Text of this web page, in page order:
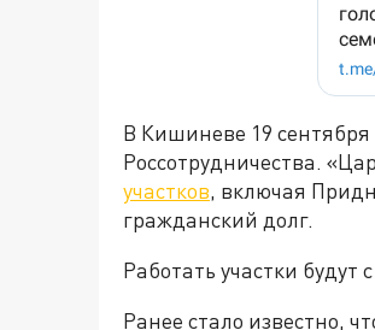
В Кишиневе 19
Россотрудничества.
участков, включая
гражданский долг.
Работать участки будут
Ранее стало известно,